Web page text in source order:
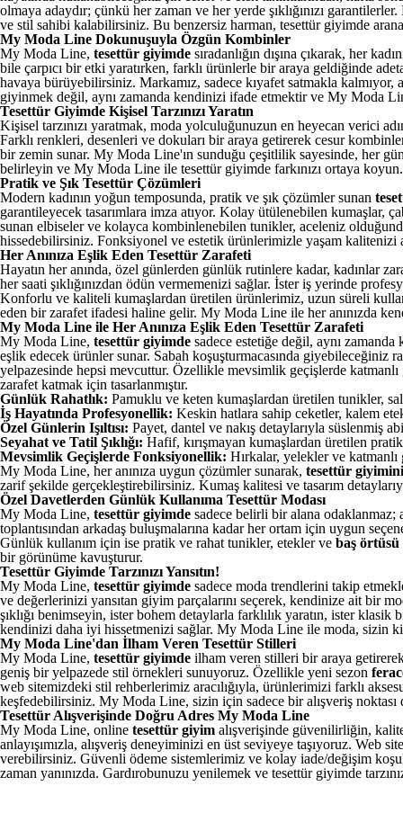
olmaya adaydır; çünkü her zaman ve her yerde şıklığınızı
ve stil sahibi kalabilirsiniz. Bu benzersiz harman, tesettür giyimde
My Moda Line Dokunuşuyla Özgün Kombinler
My Moda Line, tesettür giyimde sıradanlığın dışına çıkarak, her
bile çarpıcı bir etki yaratırken, farklı ürünlerle bir araya geldiğinde
havaya bürüyebilirsiniz. Markamız, sadece kıyafet satmakla
giyinmek değil, aynı zamanda kendinizi ifade etmektir ve My Moda
Tesettür Giyimde Kişisel Tarzınızı Yaratın
Kişisel tarzınızı yaratmak, moda yolculuğunuzun en heyecan verici
Farklı renkleri, desenleri ve dokuları bir araya getirerek cesur
bir zemin sunar. My Moda Line'ın sunduğu çeşitlilik sayesinde, her
belirleyin ve My Moda Line ile tesettür giyimde farkınızı ortaya koyun.
Pratik ve Şık Tesettür Çözümleri
Modern kadının yoğun temposunda, pratik ve şık çözümler sunan
garantileyecek tasarımlara imza atıyor. Kolay ütülenebilen kumaşlar,
sunan elbiseler ve kolayca kombinlenebilen tunikler, aceleniz
hissedebilirsiniz. Fonksiyonel ve estetik ürünlerimizle yaşam kalitenizi
Her Anınıza Eşlik Eden Tesettür Zarafeti
Hayatın her anında, özel günlerden günlük rutinlere kadar, kadınlar
her saati şıklığınızdan ödün vermemenizi sağlar. İster iş yerinde
Konforlu ve kaliteli kumaşlardan üretilen ürünlerimiz, uzun süreli
eden bir zarafet ifadesi haline gelir. My Moda Line ile her anınızda
My Moda Line ile Her Anınıza Eşlik Eden Tesettür Zarafeti
My Moda Line, tesettür giyimde sadece estetiğe değil, aynı
eşlik edecek ürünler sunar. Sabah koşuşturmacasında giyebileceğiniz
yelpazesinde hepsi mevcuttur. Özellikle mevsimlik geçişlerde
zarafet katmak için tasarlanmıştır.
Günlük Rahatlık: Pamuklu ve keten kumaşlardan üretilen tunikler,
İş Hayatında Profesyonellik: Keskin hatlara sahip ceketler, kalem
Özel Günlerin Işıltısı: Payet, dantel ve nakış detaylarıyla süslenmiş
Seyahat ve Tatil Şıklığı: Hafif, kırışmayan kumaşlardan üretilen
Mevsimlik Geçişlerde Fonksiyonellik: Hırkalar, yelekler ve
My Moda Line, her anınıza uygun çözümler sunarak, tesettür
zarif şekilde gerçekleştirebilirsiniz. Kumaş kalitesi ve tasarım
Özel Davetlerden Günlük Kullanıma Tesettür Modası
My Moda Line, tesettür giyimde sadece belirli bir alana odaklanmaz;
toplantısından arkadaş buluşmalarına kadar her ortam için uygun
Günlük kullanım için ise pratik ve rahat tunikler, etekler ve baş örtüsü
bir görünüme kavuşturur.
Tesettür Giyimde Tarzınızı Yansıtın!
My Moda Line, tesettür giyimde sadece moda trendlerini takip
ve değerlerinizi yansıtan giyim parçalarını seçerek, kendinize ait bir
şıklığı benimseyin, ister bohem detaylarla farklılık yaratın, ister
kendinizi daha iyi hissetmenizi sağlar. My Moda Line ile moda, sizin
My Moda Line'dan İlham Veren Tesettür Stilleri
My Moda Line, tesettür giyimde ilham veren stilleri bir araya
geniş bir yelpazede stil örnekleri sunuyoruz. Özellikle yeni sezon
web sitemizdeki stil rehberlerimiz aracılığıyla, ürünlerimizi farklı
keşfedebilirsiniz. My Moda Line, sizin için sadece bir alışveriş noktası
Tesettür Alışverişinde Doğru Adres My Moda Line
My Moda Line, online tesettür giyim alışverişinde güvenilirliğin,
anlayışımızla, alışveriş deneyiminizi en üst seviyeye taşıyoruz. Web
verebilirsiniz. Güvenli ödeme sistemlerimiz ve kolay iade/değişim
zaman yanınızda. Gardırobunuzu yenilemek ve tesettür giyimde